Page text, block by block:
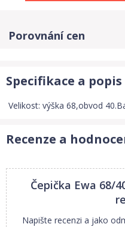
Porovnání cen
Specifikace a popis
Velikost: výška 68,obvod
Recenze a
Čepička Ewa 68/
Napište recenzi a jako